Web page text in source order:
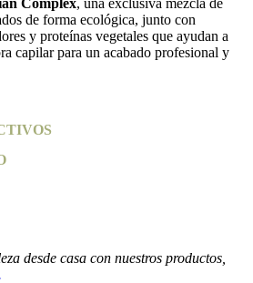
de forma ecológica, junto con
y proteínas vegetales que ayudan a
capilar para un acabado profesional y
desde casa con nuestros productos,